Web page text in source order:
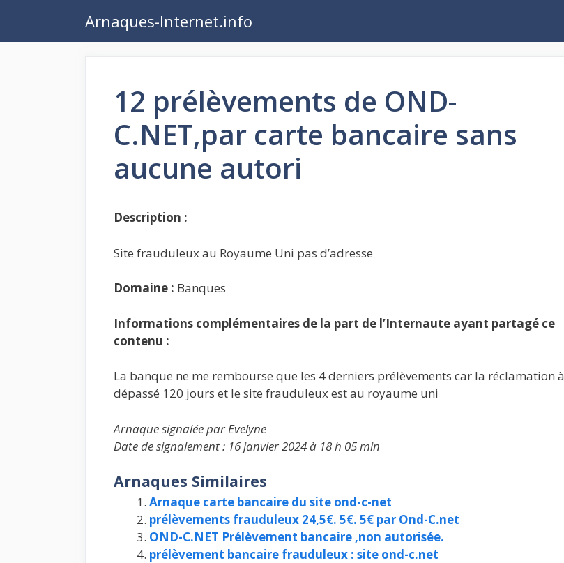
contenu
Arnaques-Internet.info
12 prélèvements de OND-
C.NET,par carte bancaire sans
aucune autori
Description :
Site frauduleux au Royaume Uni pas d’adresse
Domaine : Banques
Informations complémentaires de la part de l’Internaute ayant partagé ce
contenu :
La banque ne me rembourse que les 4 derniers prélèvements car la réclamation à
dépassé 120 jours et le site frauduleux est au royaume uni
Arnaque signalée par Evelyne
Date de signalement : 16 janvier 2024 à 18 h 05 min
Arnaques Similaires
Arnaque carte bancaire du site ond-c-net
prélèvements frauduleux 24,5€. 5€. 5€ par Ond-C.net
OND-C.NET Prélèvement bancaire ,non autorisée.
prélèvement bancaire frauduleux : site ond-c.net